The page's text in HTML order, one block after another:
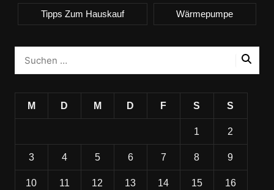
Tipps Zum Hauskauf Wärmepumpe
M D M D F S S
1 2
3 4 5 6 7 8 9
10 11 12 13 14 15 16